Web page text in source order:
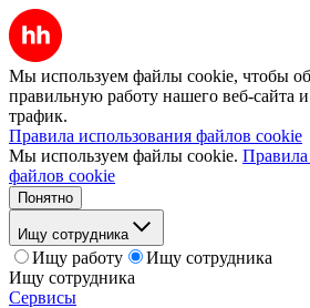
Мы используем файлы cookie, чтобы
правильную работу нашего веб-сайта и
трафик.
Правила использования файлов cookie
Мы используем файлы cookie. Правила
файлов cookie
Понятно
Ищу сотрудника
Ищу работу
Ищу сотрудника
Ищу сотрудника
Сервисы